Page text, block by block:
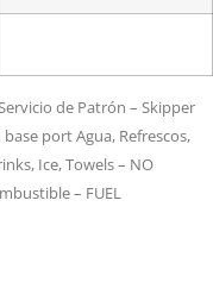
de Patrón – Skipper
port Agua, Refrescos,
Ice, Towels – NO
– FUEL